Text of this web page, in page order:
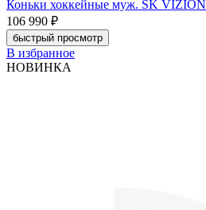
Коньки хоккейные муж. SK VIZION
106 990 ₽
быстрый просмотр
В избранное
НОВИНКА